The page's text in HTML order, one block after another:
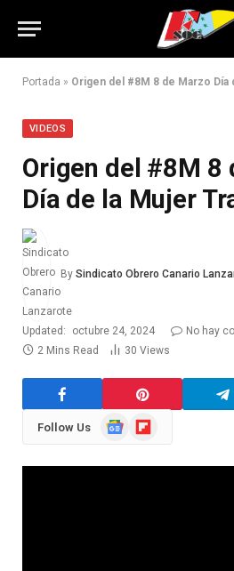
Portada » Origen del #8M 8 de Marzo Día
VIDEOS
Origen del #8M 8
Día de la Mujer
By Sindicato Obrero Canario
Updated: octubre 24, 2024
No hay
2 Mins Read
30 Views
Follow Us
GoogleFlipboard